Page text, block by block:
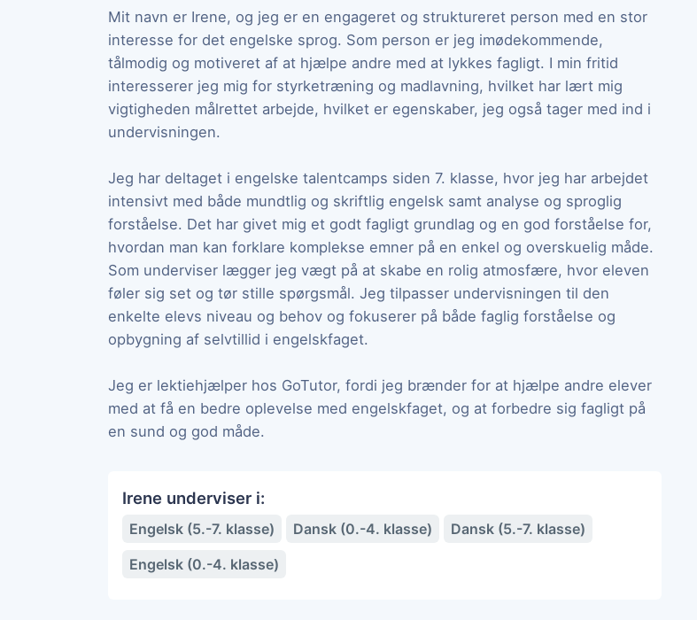
Mit navn er Irene, og jeg er en engageret og struktureret person med en stor
interesse for det engelske sprog. Som person er jeg imødekommende,
tålmodig og motiveret af at hjælpe andre med at lykkes fagligt. I min fritid
interesserer jeg mig for styrketræning og madlavning, hvilket har lært mig
vigtigheden målrettet arbejde, hvilket er egenskaber, jeg også tager med ind i
undervisningen.
Jeg har deltaget i engelske talentcamps siden 7. klasse, hvor jeg har arbejdet
intensivt med både mundtlig og skriftlig engelsk samt analyse og sproglig
forståelse. Det har givet mig et godt fagligt grundlag og en god forståelse for,
hvordan man kan forklare komplekse emner på en enkel og overskuelig måde.
Som underviser lægger jeg vægt på at skabe en rolig atmosfære, hvor eleven
føler sig set og tør stille spørgsmål. Jeg tilpasser undervisningen til den
enkelte elevs niveau og behov og fokuserer på både faglig forståelse og
opbygning af selvtillid i engelskfaget.
Jeg er lektiehjælper hos GoTutor, fordi jeg brænder for at hjælpe andre elever
med at få en bedre oplevelse med engelskfaget, og at forbedre sig fagligt på
en sund og god måde.
Irene underviser i:
Engelsk (5.-7. klasse) Dansk (0.-4. klasse)
Dansk (5.-7. klasse)
Engelsk (0.-4. klasse)